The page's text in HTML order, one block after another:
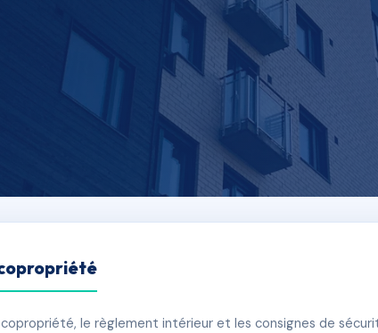
VICTOR HUGO
Paris le règlement intérieur et les consignes de